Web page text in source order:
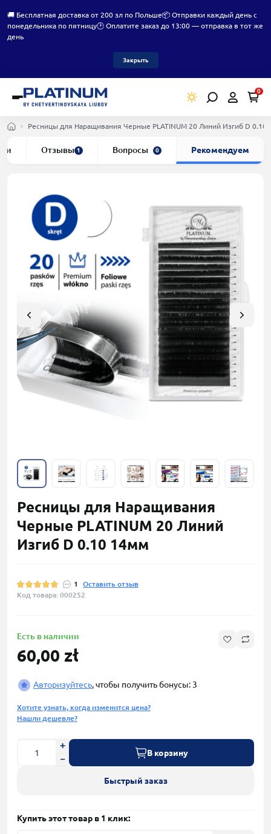
🚚 Бесплатная доставка от 200 зл по Польше📦 Отправки каждый день с
понедельника по пятницу🕑 Оплатите заказ до 13:00 — отправка в тот же
день
Закрыть
0
Ресницы для Наращивания Черные PLATINUM 20 Линий Изгиб D 0.10
Отзывы 1 Вопросы 0 Рекомендуем
Ресницы для Наращивания
Черные PLATINUM 20 Линий
Изгиб D 0.10 14мм
1
Оставить отзыв
Код товара: 000252
Есть в наличии
60,00 zł
Авторизуйтесь, чтобы получить бонусы: 3
Хотите узнать, когда изменится цена?
Нашли дешевле?
В корзину
Быстрый заказ
Купить этот товар в 1 клик: